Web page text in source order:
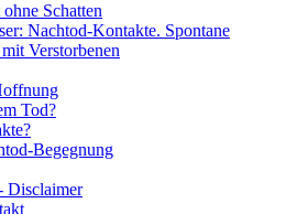
Schatten
Nachtod-Kontakte. Spontane
Verstorbenen
Tod?
Begegnung
Disclaimer